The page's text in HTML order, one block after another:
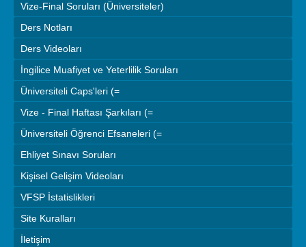
Vize-Final Soruları (Üniversiteler)
Ders Notları
Ders Videoları
İngilice Muafiyet ve Yeterlilik Soruları
Üniversiteli Caps'leri (=
Vize - Final Haftası Şarkıları (=
Üniversiteli Öğrenci Efsaneleri (=
Ehliyet Sınavı Soruları
Kişisel Gelişim Videoları
VFSP İstatislikleri
Site Kuralları
İletişim